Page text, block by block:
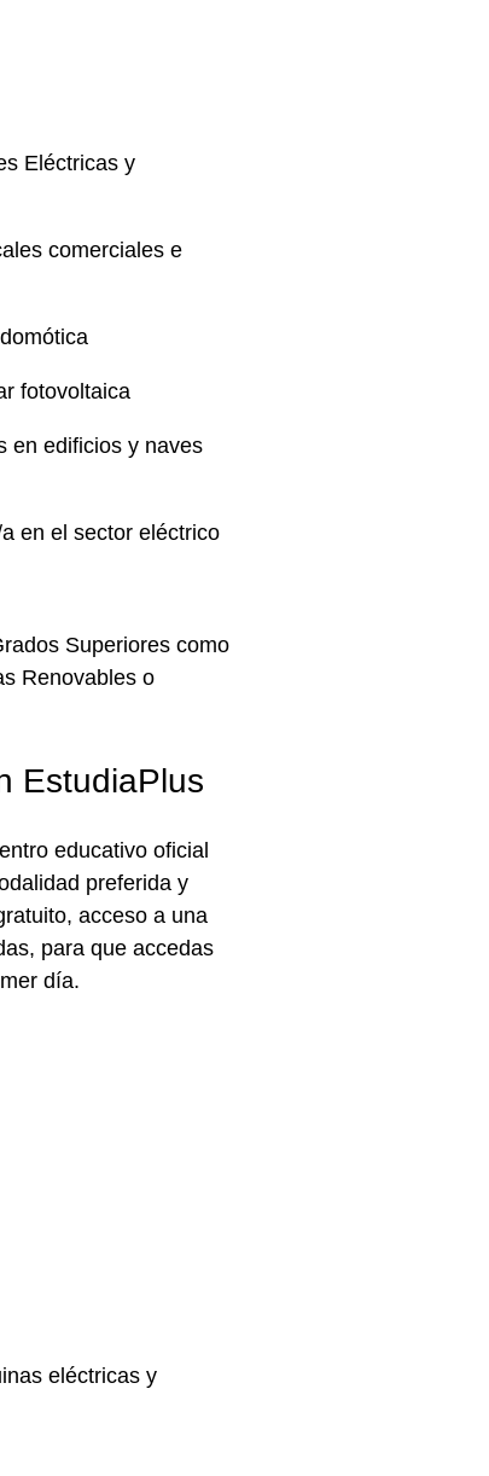
Eléctricas y
comerciales e
fotovoltaica
en edificios y naves
en el sector eléctrico
Superiores como
Renovables o
EstudiaPlus
educativo oficial
preferida y
acceso a una
, para que accedas
día.
eléctricas y